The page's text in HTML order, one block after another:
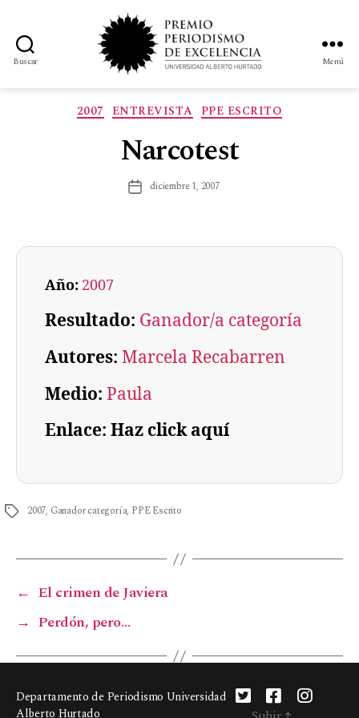
Buscar Menú
2007 ENTREVISTA PPE ESCRITO
Narcotest
diciembre 1, 2007
Año: 2007
Resultado: Ganador/a categoría
Autores: Marcela Recabarren
Medio: Paula
Enlace: Haz click aquí
2007, Ganador categoría, PPE Escrito
← El crimen de Javiera
→ Perdón, pero…
Departamento de Periodismo Universidad
Alberto Hurtado